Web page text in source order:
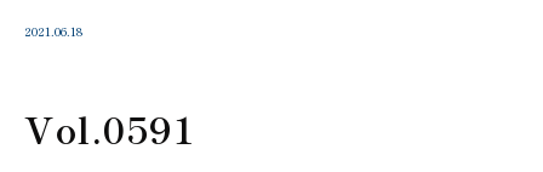
2021.06.18
Vol.0591